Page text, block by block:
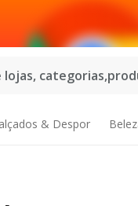
lojas,
& Despor